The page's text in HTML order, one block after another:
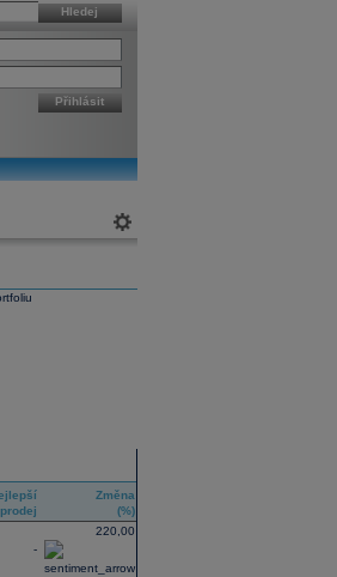
Hledej
Přihlásit
prodej
Změna
(%)
-
220,00